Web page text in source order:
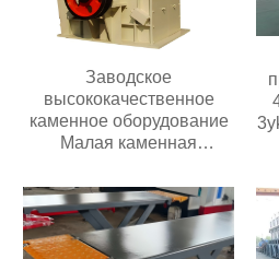
Заводское
высококачественное
каменное оборудование
Малая каменная
руды известняка
Дизельная молотковая
дробилка